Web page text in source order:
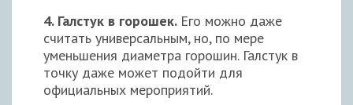
4. Галстук в горошек. Его можно даже
считать универсальным, но, по мере
уменьшения диаметра горошин. Галстук в
точку даже может подойти для
официальных мероприятий.